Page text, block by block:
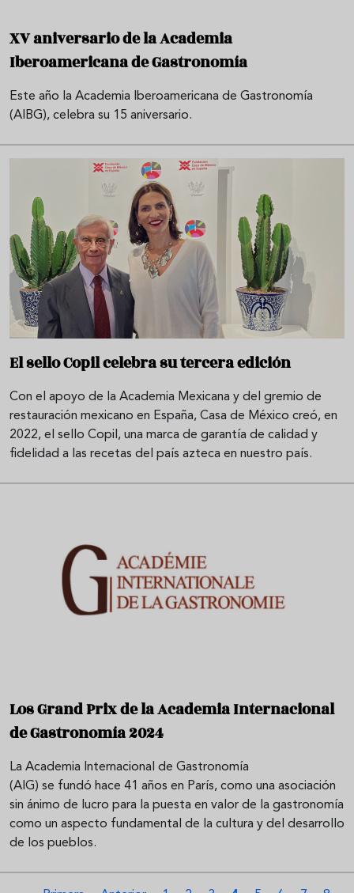
XV aniversario de la Academia
Iberoamericana de Gastronomía
Este año la Academia Iberoamericana de Gastronomía
(AIBG), celebra su 15 aniversario.
El sello Copil celebra su tercera edición
Con el apoyo de la Academia Mexicana y del gremio de
restauración mexicano en España, Casa de México creó, en
2022, el sello Copil, una marca de garantía de calidad y
fidelidad a las recetas del país azteca en nuestro país.
Los Grand Prix de la Academia Internacional
de Gastronomía 2024
La Academia Internacional de Gastronomía
(AIG) se fundó hace 41 años en París, como una asociación
sin ánimo de lucro para la puesta en valor de la gastronomía
como un aspecto fundamental de la cultura y del desarrollo
de los pueblos.